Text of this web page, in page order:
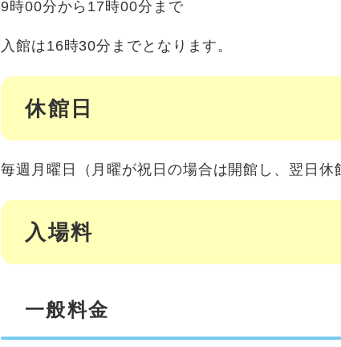
9時00分から17時00分まで
入館は16時30分までとなります。
休館日
毎週月曜日（月曜が祝日の場合は開館し、翌日休
入場料
一般料金